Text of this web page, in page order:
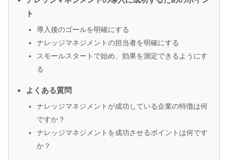
ト
導入後のゴールを明確にする
ナレッジマネジメントの担当者を明確にする
スモールスタートで始め、効果を測定できるようにす
る
よくある質問
ナレッジマネジメントが成功している企業の特徴は何
ですか？
ナレッジマネジメントを成功させるポイントは何です
か？